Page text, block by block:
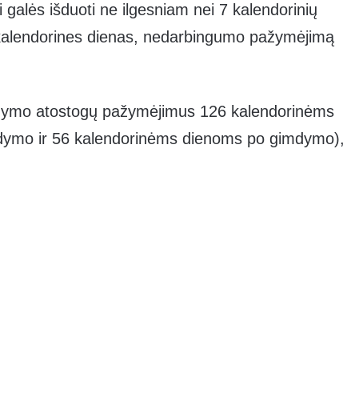
išduoti ne ilgesniam nei 7 kalendorinių
dienas, nedarbingumo pažymėjimą
atostogų pažymėjimus 126 kalendorinėms
ir 56 kalendorinėms dienoms po gimdymo),